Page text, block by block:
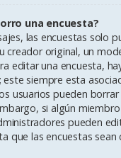
una encuesta?
las encuestas solo
creador original, un
editar una encuesta,
siempre esta
usuarios pueden
si algún
pueden
que las encuestas